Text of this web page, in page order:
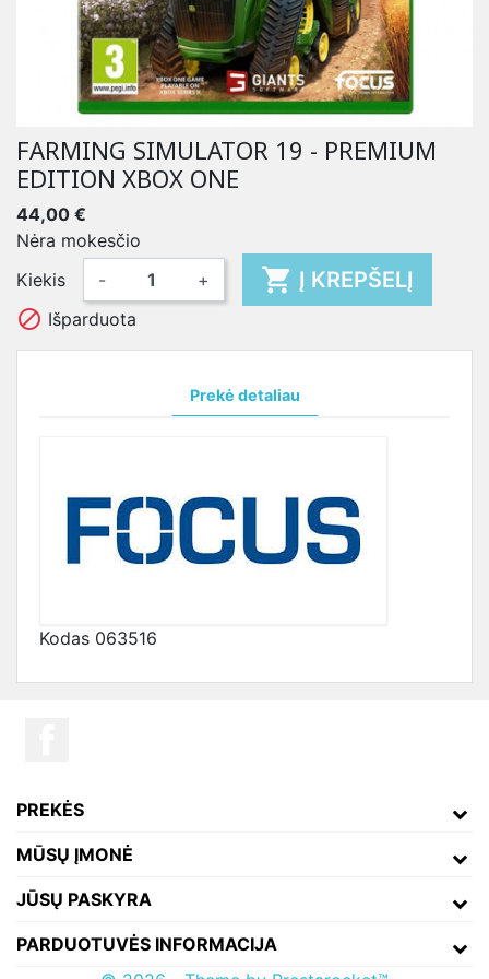
FARMING SIMULATOR 19 - PREMIUM
EDITION XBOX ONE
44,00 €
Nėra mokesčio
Kiekis
- +  Į KREPŠELĮ
 Išparduota
Prekė detaliau
Kodas 063516
PREKĖS
MŪSŲ ĮMONĖ
JŪSŲ PASKYRA
PARDUOTUVĖS INFORMACIJA